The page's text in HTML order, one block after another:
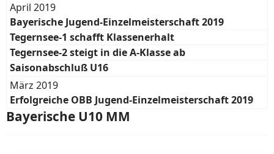
April 2019
Bayerische Jugend-Einzelmeisterschaft 2019
Tegernsee-1 schafft Klassenerhalt
Tegernsee-2 steigt in die A-Klasse ab
Saisonabschluß U16
März 2019
Erfolgreiche OBB Jugend-Einzelmeisterschaft 2019
Bayerische U10 MM